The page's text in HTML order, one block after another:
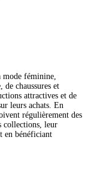
mode féminine,
de chaussures et
attractives et de
leurs achats. En
régulièrement des
collections, leur
en bénéficiant